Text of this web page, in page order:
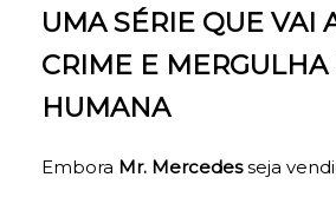
UMA SÉRIE QUE VAI
CRIME E
HUMANA
Embora Mr. Mercedesseja